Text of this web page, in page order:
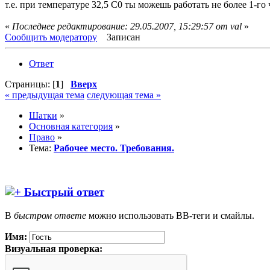
т.е. при температуре 32,5 С0 ты можешь работать не более 1-го
« Последнее редактирование: 29.05.2007, 15:29:57 от val »
Сообщить модератору
Записан
Ответ
Страницы: [1] Вверх
« предыдущая тема следующая тема »
Шатки »
Основная категория »
Право »
Тема: Рабочее место. Требования.
Быстрый ответ
В быстром ответе можно использовать BB-теги и смайлы.
Имя:
Визуальная проверка: